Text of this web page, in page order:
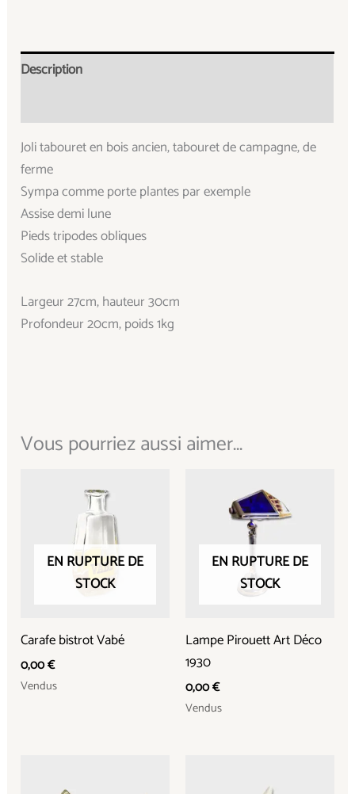
Description
Joli tabouret en bois ancien, tabouret de campagne, de
ferme
Sympa comme porte plantes par exemple
Assise demi lune
Pieds tripodes obliques
Solide et stable
Largeur 27cm, hauteur 30cm
Profondeur 20cm, poids 1kg
Vous pourriez aussi aimer...
EN RUPTURE DE
STOCK
Carafe bistrot Vabé
0,00€
Vendus
EN RUPTURE DE
STOCK
Lampe Pirouett Art Déco
1930
0,00€
Vendus